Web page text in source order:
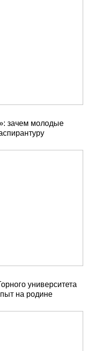
зачем молодые
университета
на родине